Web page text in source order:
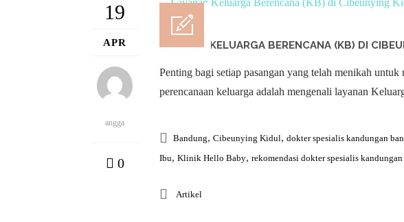
19
APR
angga
0
LAYANAN KELUARGA BERENCANA (KB) DI
Penting bagi setiap pasangan yang telah menikah
perencanaan keluarga adalah mengenali layanan
Bandung, Cibeunying Kidul, dokter spesialis kandungan
Ibu, Klinik Hello Baby, rekomendasi dokter spesialis
Artikel